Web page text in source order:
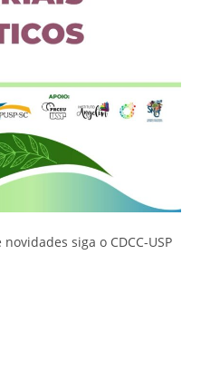
siga o CDCC-USP